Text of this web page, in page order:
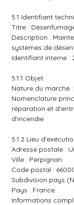
5.1 Identifiant
Titre :
Description :
systèmes de
Identifiant interne :
5.1.1 Objet
Nature du marché
Nomenclature
réparation et
d'incendie
5.1.2 Lieu
Adresse postale :
Ville : Perpignan
Code postal :
Subdivision pays
Pays : France
Informations